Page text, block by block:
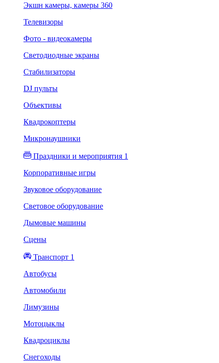
Экшн камеры, камеры 360
Телевизоры
Фото - видеокамеры
Светодиодные экраны
Стабилизаторы
DJ пульты
Объективы
Квадрокоптеры
Микронаушники
Праздники и мероприятия 1
Корпоративные игры
Звуковое оборудование
Световое оборудование
Дымовые машины
Сцены
Транспорт 1
Автобусы
Автомобили
Лимузины
Мотоцыклы
Квадроциклы
Снегоходы